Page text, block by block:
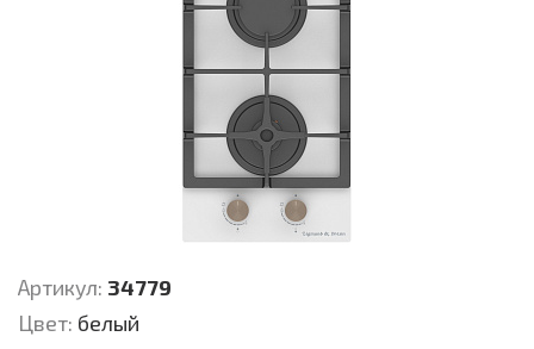
Артикул: 34779
Цвет: белый